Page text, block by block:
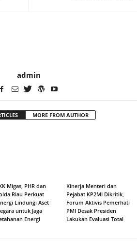
admin
MORE FROM AUTHOR
Migas, PHR dan
Riau Perkuat
Lindungi Aset
untuk Jaga
Energi
Kinerja Menteri dan
Pejabat KP2MI Dikritik,
Forum Aktivis Pemerhati
PMI Desak Presiden
Lakukan Evaluasi Total